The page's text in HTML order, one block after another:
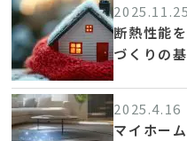
2025.11.25
断熱性能
づくりの
2025.4.16
マイホー